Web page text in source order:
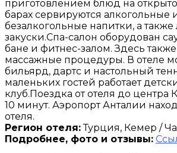
приготовлением блюд на
барах сервируются алкогольные
безалкогольные напитки, а также
закуски.Спа-салон оборудован
бане и фитнес-залом. Здесь
массажные процедуры. В отеле
бильярд, дартс и настольный
маленьких гостей работает
клуб.Поездка от отеля до центра
10 минут. Аэропорт Анталии
отеля.
Регион отеля:Турция, Кемер /
Подробнее, фото и отзывы: